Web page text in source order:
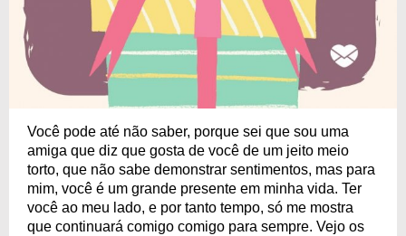
Você pode até não saber, porque sei que sou uma
amiga que diz que gosta de você de um jeito meio
torto, que não sabe demonstrar sentimentos, mas para
mim, você é um grande presente em minha vida. Ter
você ao meu lado, e por tanto tempo, só me mostra
que continuará comigo comigo para sempre. Vejo os